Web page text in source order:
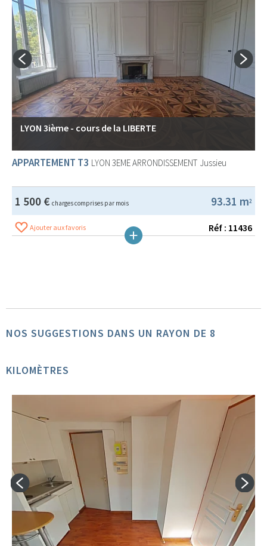
LYON 3ième - cours de la LIBERTE
APPARTEMENT T3 LYON 3EME ARRONDISSEMENT Jussieu
93.31 m2
1 500 € charges comprises par mois
Ajouter aux favoris Réf : 11436
NOS SUGGESTIONS DANS UN RAYON DE 8
KILOMÈTRES